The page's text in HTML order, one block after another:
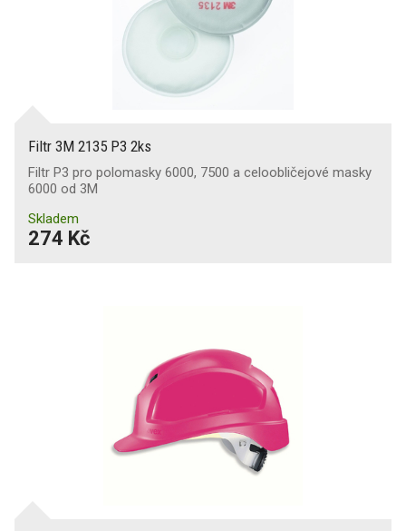
Filtr 3M 2135 P3 2ks
Filtr P3 pro polomasky 6000, 7500 a celoobličejové masky
6000 od 3M
Skladem
274 Kč